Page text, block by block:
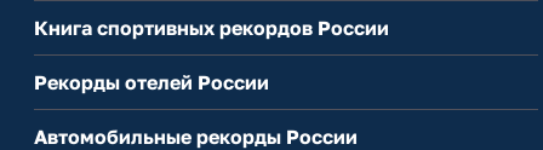
Книга спортивных рекордов России
Рекорды отелей России
Автомобильные рекорды России